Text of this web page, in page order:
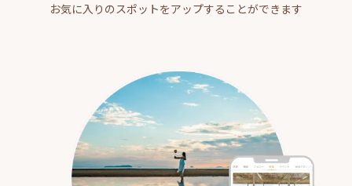
お気に入りのスポットをアップすることができます